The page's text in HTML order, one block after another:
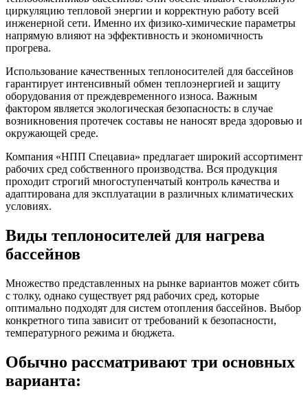
циркуляцию тепловой энергии и корректную работу всей
инженерной сети. Именно их физико-химические параметры
напрямую влияют на эффективность и экономичность
прогрева.
Использование качественных теплоносителей для бассейнов
гарантирует интенсивный обмен теплоэнергией и защиту
оборудования от преждевременного износа. Важным
фактором является экологическая безопасность: в случае
возникновения протечек составы не наносят вреда здоровью и
окружающей среде.
Компания «НПП Спецавиа» предлагает широкий ассортимент
рабочих сред собственного производства. Вся продукция
проходит строгий многоступенчатый контроль качества и
адаптирована для эксплуатации в различных климатических
условиях.
Виды теплоносителей для нагрева
бассейнов
Множество представленных на рынке вариантов может сбить
с толку, однако существует ряд рабочих сред, которые
оптимально подходят для систем отопления бассейнов. Выбор
конкретного типа зависит от требований к безопасности,
температурного режима и бюджета.
Обычно рассматривают три основных
варианта: